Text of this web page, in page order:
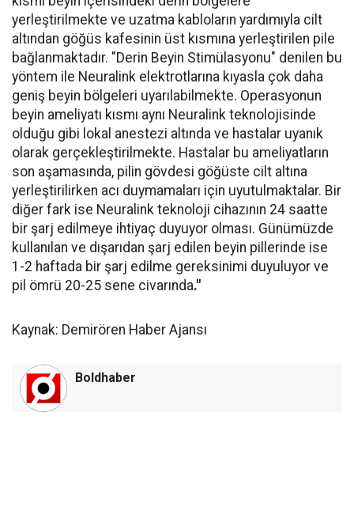
yerleştirilmekte ve uzatma kabloların yardımıyla cilt
altından göğüs kafesinin üst kısmına yerleştirilen pile
bağlanmaktadır. "Derin Beyin Stimülasyonu" denilen bu
yöntem ile Neuralink elektrotlarına kıyasla çok daha
geniş beyin bölgeleri uyarılabilmekte. Operasyonun
beyin ameliyatı kısmı aynı Neuralink teknolojisinde
olduğu gibi lokal anestezi altında ve hastalar uyanık
olarak gerçekleştirilmekte. Hastalar bu ameliyatların
son aşamasında, pilin gövdesi göğüste cilt altına
yerleştirilirken acı duymamaları için uyutulmaktalar. Bir
diğer fark ise Neuralink teknoloji cihazının 24 saatte
bir şarj edilmeye ihtiyaç duyuyor olması. Günümüzde
kullanılan ve dışarıdan şarj edilen beyin pillerinde ise
1-2 haftada bir şarj edilme gereksinimi duyuluyor ve
pil ömrü 20-25 sene civarında."
Kaynak: Demirören Haber Ajansı
Boldhaber